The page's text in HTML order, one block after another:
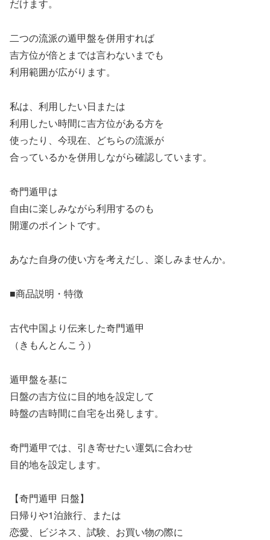
だけます。
二つの流派の遁甲盤を併用すれば
吉方位が倍とまでは言わないまでも
利用範囲が広がります。
私は、利用したい日または
利用したい時間に吉方位がある方を
使ったり、今現在、どちらの流派が
合っているかを併用しながら確認しています。
奇門遁甲は
自由に楽しみながら利用するのも
開運のポイントです。
あなた自身の使い方を考えだし、楽しみませんか。
■商品説明・特徴
古代中国より伝来した奇門遁甲
（きもんとんこう）
遁甲盤を基に
日盤の吉方位に目的地を設定して
時盤の吉時間に自宅を出発します。
奇門遁甲では、引き寄せたい運気に合わせ
目的地を設定します。
【奇門遁甲 日盤】
日帰りや1泊旅行、または
恋愛、ビジネス、試験、お買い物の際に